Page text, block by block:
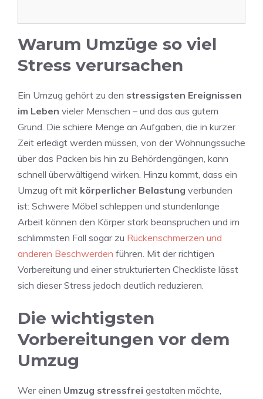
Warum Umzüge so viel
Stress verursachen
Ein Umzug gehört zu den stressigsten Ereignissen
im Leben vieler Menschen – und das aus gutem
Grund. Die schiere Menge an Aufgaben, die in kurzer
Zeit erledigt werden müssen, von der Wohnungssuche
über das Packen bis hin zu Behördengängen, kann
schnell überwältigend wirken. Hinzu kommt, dass ein
Umzug oft mit körperlicher Belastung verbunden
ist: Schwere Möbel schleppen und stundenlange
Arbeit können den Körper stark beanspruchen und im
schlimmsten Fall sogar zu Rückenschmerzen und
anderen Beschwerden führen. Mit der richtigen
Vorbereitung und einer strukturierten Checkliste lässt
sich dieser Stress jedoch deutlich reduzieren.
Die wichtigsten
Vorbereitungen vor dem
Umzug
Wer einen Umzug stressfrei gestalten möchte,